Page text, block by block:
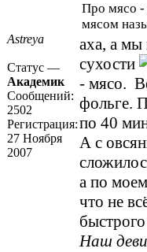
Astreya
Статус —
Академик
Сообщений:
2502
Регистрация:
27 Ноября
2007
Про мясо -
мясом
аха, а мы
сухости
- мясо.
фольге.
по 40
А с
а по
что не
Наш